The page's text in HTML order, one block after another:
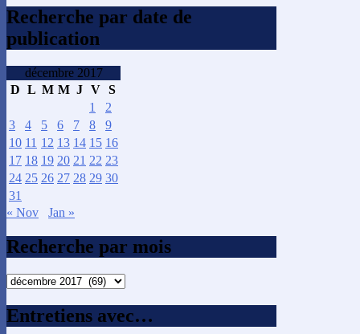
Recherche par date de
publication
décembre 2017
D L M M J V S
1
2
3
4 5 6 7 8
9
10 11 12 13 14 15 16
17 18 19 20 21 22 23
24 25 26 27 28 29 30
31
« Nov
Jan »
Recherche par mois
Recherche
mois
Entretiens avec…